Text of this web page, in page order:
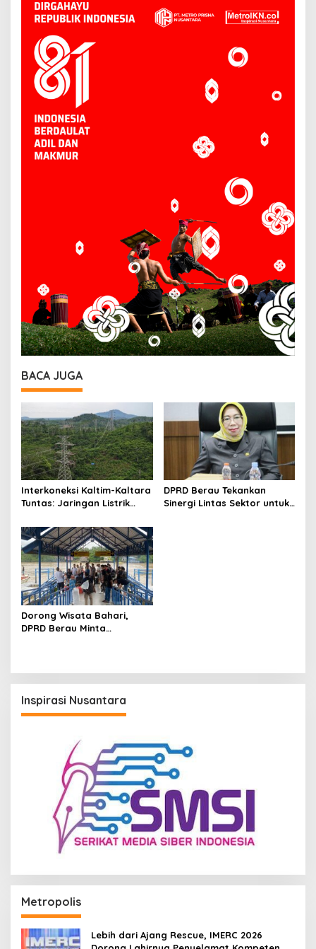
BACA JUGA
Interkoneksi Kaltim-Kaltara
Tuntas: Jaringan Listrik
Layanan Andal Hingga
Pelosok Kalimantan
DPRD Berau Tekankan
Sinergi Lintas Sektor untuk
Dorong Wisata Bahari,
DPRD Berau Minta
Inspirasi Nusantara
Metropolis
Lebih dari Ajang Rescue, IMERC 2026